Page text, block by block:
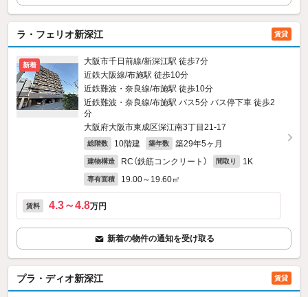
ラ・フェリオ新深江 賃貸
新着
大阪市千日前線/新深江駅 徒歩7分
近鉄大阪線/布施駅 徒歩10分
近鉄難波・奈良線/布施駅 徒歩10分
近鉄難波・奈良線/布施駅 バス5分 バス停下車 徒歩2
分
大阪府大阪市東成区深江南3丁目21-17
総階数 10階建 築年数 築29年5ヶ月
建物構造 RC（鉄筋コンクリート） 間取り 1K
専有面積 19.00～19.60㎡
賃料 4.3～4.8万円
新着の物件の通知を受け取る
プラ・ディオ新深江 賃貸